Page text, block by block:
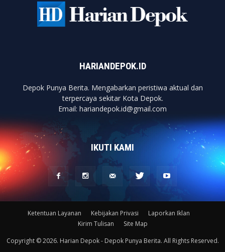
HARIANDEPOK.ID
Depok Punya Berita. Mengabarkan peristiwa aktual dan
terpercaya sekitar Kota Depok.
Email: hariandepok.id@gmail.com
IKUTI KAMI
Ketentuan Layanan Kebijakan Privasi
Laporkan Iklan
Kirim Tulisan
Site Map
Copyright © 2026. Harian Depok - Depok Punya Berita. All Rights Reserved.